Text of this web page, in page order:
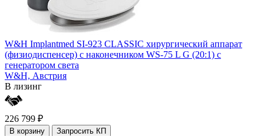
W&H Implantmed SI-923 CLASSIC хирургический аппарат
(физиодиспенсер) с наконечником WS-75 L G (20:1) с
генератором света
W&H, Австрия
В лизинг
226 799 ₽
В корзину Запросить КП